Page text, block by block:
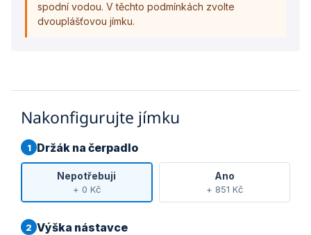
spodní vodou. V těchto podmínkách zvolte
dvouplášťovou jímku.
Nakonfigurujte jímku
1 Držák na čerpadlo
Nepotřebuji
+ 0 Kč
Ano
+ 851 Kč
2 Výška nástavce